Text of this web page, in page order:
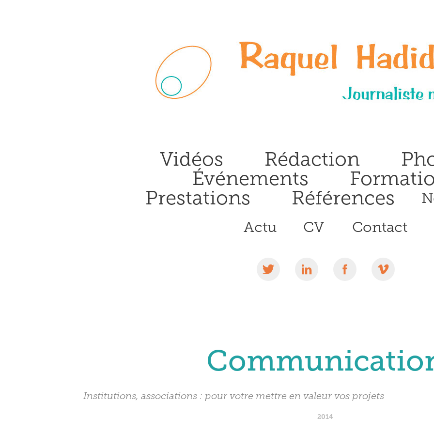
Vidéos Rédaction
Événements
Prestations
Références
Actu
CV Contact
Institutions, associations : pour votre mettre en valeur vos projets
2014